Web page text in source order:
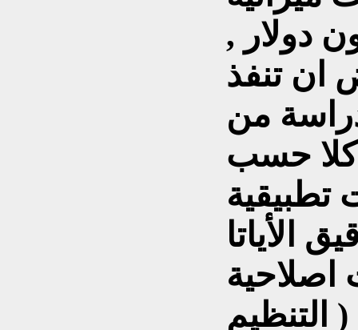
دولار ,
ان تنفذ
من
حسب
الأياتا
التنظيم